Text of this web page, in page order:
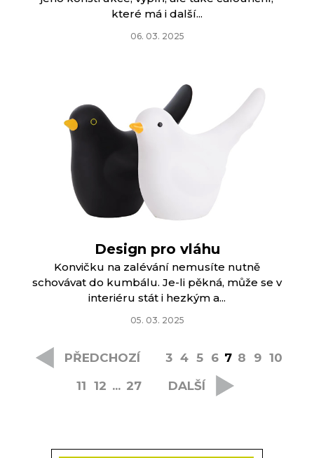
které má i další...
06. 03. 2025
Design pro vláhu
Konvičku na zalévání nemusíte nutně
schovávat do kumbálu. Je-li pěkná, může se v
interiéru stát i hezkým a...
05. 03. 2025
PŘEDCHOZÍ 3 4 5 6 7 8 9 10
11 12 ... 27 DALŠÍ